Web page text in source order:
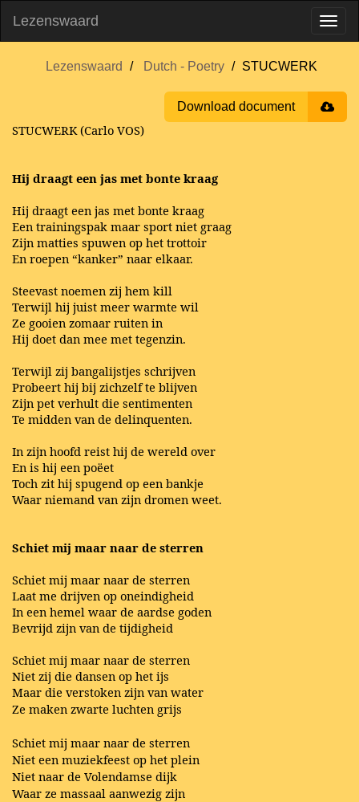
Lezenswaard
Lezenswaard Dutch - Poetry STUCWERK
Download document
STUCWERK (Carlo VOS)
Hij draagt een jas met bonte kraag
Hij draagt een jas met bonte kraag
Een trainingspak maar sport niet graag
Zijn matties spuwen op het trottoir
En roepen “kanker” naar elkaar.
Steevast noemen zij hem kill
Terwijl hij juist meer warmte wil
Ze gooien zomaar ruiten in
Hij doet dan mee met tegenzin.
Terwijl zij bangalijstjes schrijven
Probeert hij bij zichzelf te blijven
Zijn pet verhult die sentimenten
Te midden van de delinquenten.
In zijn hoofd reist hij de wereld over
En is hij een poëet
Toch zit hij spugend op een bankje
Waar niemand van zijn dromen weet.
Schiet mij maar naar de sterren
Schiet mij maar naar de sterren
Laat me drijven op oneindigheid
In een hemel waar de aardse goden
Bevrijd zijn van de tijdigheid
Schiet mij maar naar de sterren
Niet zij die dansen op het ijs
Maar die verstoken zijn van water
Ze maken zwarte luchten grijs
Schiet mij maar naar de sterren
Niet een muziekfeest op het plein
Niet naar de Volendamse dijk
Waar ze massaal aanwezig zijn